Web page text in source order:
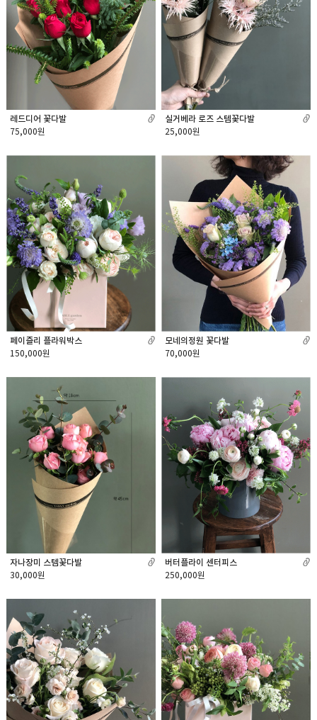
레드디어 꽃다발
75,000원
실거베라 로즈 스템꽃다발
25,000원
페이즐리 플라워박스
150,000원
모네의정원 꽃다발
70,000원
자나장미 스템꽃다발
30,000원
버터플라이 센터피스
250,000원